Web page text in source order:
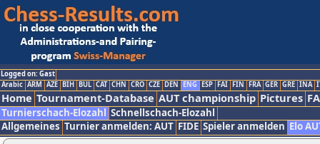
Logged on: Gast
Arabic ARM AZE BIH BUL CAT CHN CRO CZE DEN ENG ESP FAI FIN FRA GER GRE INA
Home Tournament-Database AUT championship Pictures
Turnierschach-Elozahl Schnellschach-Elozahl
Allgemeines Turnier anmelden: AUT FIDE Spieler anmelden Elo